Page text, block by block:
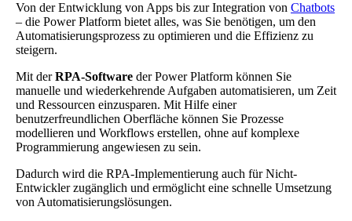
Von der Entwicklung von Apps bis zur Integration von Chatbots
– die Power Platform bietet alles, was Sie benötigen, um den
Automatisierungsprozess zu optimieren und die Effizienz zu
steigern.
Mit derRPA-Software der Power Platform können Sie
manuelle und wiederkehrende Aufgaben automatisieren, um Zeit
und Ressourcen einzusparen. Mit Hilfe einer
benutzerfreundlichen Oberfläche können Sie Prozesse
modellieren und Workflows erstellen, ohne auf komplexe
Programmierung angewiesen zu sein.
Dadurch wird die RPA-Implementierung auch für Nicht-
Entwickler zugänglich und ermöglicht eine schnelle Umsetzung
von Automatisierungslösungen.